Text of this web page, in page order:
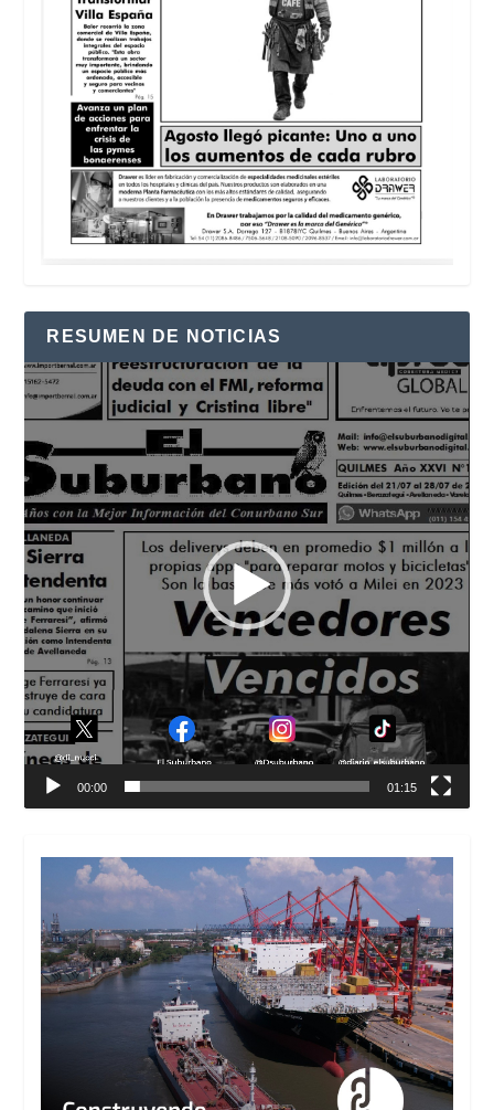
RESUMEN DE NOTICIAS
Reproductor
de
vídeo
00:00 01:15